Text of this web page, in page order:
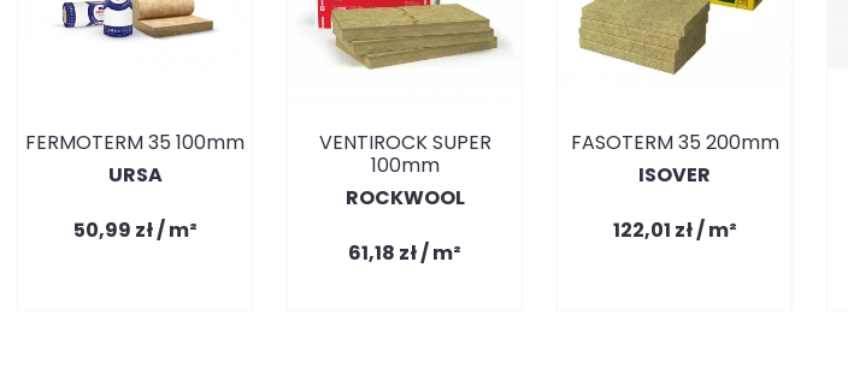
FERMOTERM 35 100mm
URSA
50,99 zł / m²
VENTIROCK SUPER
100mm
ROCKWOOL
61,18 zł / m²
FASOTERM 35 200mm
ISOVER
122,01 zł / m²